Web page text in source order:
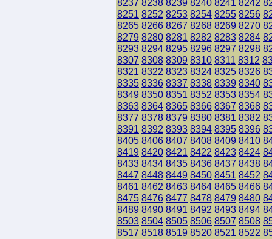
8237 8238 8239 8240 8241 8242
8251 8252 8253 8254 8255 8256
8265 8266 8267 8268 8269 8270
8279 8280 8281 8282 8283 8284
8293 8294 8295 8296 8297 8298
8307 8308 8309 8310 8311 8312
8321 8322 8323 8324 8325 8326
8335 8336 8337 8338 8339 8340
8349 8350 8351 8352 8353 8354
8363 8364 8365 8366 8367 8368
8377 8378 8379 8380 8381 8382
8391 8392 8393 8394 8395 8396
8405 8406 8407 8408 8409 8410
8419 8420 8421 8422 8423 8424
8433 8434 8435 8436 8437 8438
8447 8448 8449 8450 8451 8452
8461 8462 8463 8464 8465 8466
8475 8476 8477 8478 8479 8480
8489 8490 8491 8492 8493 8494
8503 8504 8505 8506 8507 8508
8517 8518 8519 8520 8521 8522